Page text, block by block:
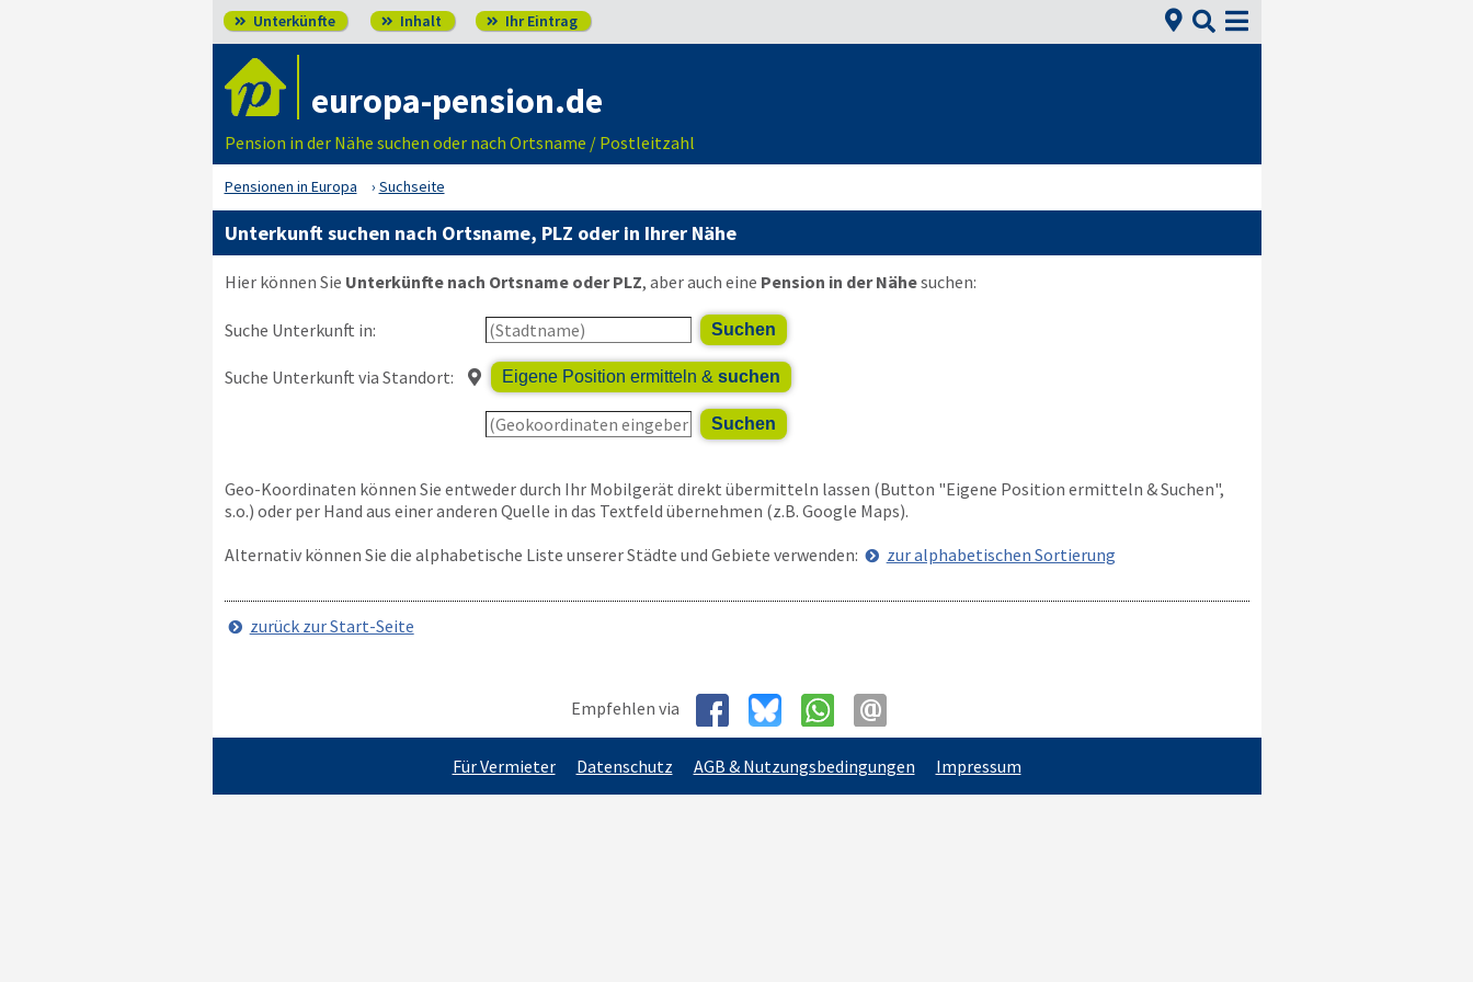
 Unterkünfte  Inhalt  Ihr Eintrag  
europa-pension.de
Pension in der Nähe suchen oder nach Ortsname / Postleitzahl
Pensionen in Europa Suchseite
Unterkunft suchen nach Ortsname, PLZ oder in Ihrer Nähe
Hier können Sie Unterkünfte nach Ortsname oder PLZ, aber auch eine Pension in der Nähesuchen:
Suche Unterkunft in: Suchen
Suche Unterkunft via Standort:  Eigene Position ermitteln & suchen
Suchen
Geo-Koordinaten können Sie entweder durch Ihr Mobilgerät direkt übermitteln lassen (Button "Eigene Position ermitteln & Suchen",
s.o.) oder per Hand aus einer anderen Quelle in das Textfeld übernehmen (z.B. Google Maps).
Alternativ können Sie die alphabetische Liste unserer Städte und Gebiete verwenden:
zur alphabetischen Sortierung
zurück zur Start-Seite
Empfehlen via
Für Vermieter Datenschutz AGB & Nutzungsbedingungen Impressum